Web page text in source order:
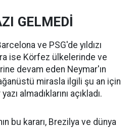
GELMEDİ
ve PSG'de yıldızı
ise Körfez ülkelerinde ve
devam eden Neymar'ın
mirasla ilgili şu an için
almadıklarını açıkladı.
bu kararı, Brezilya ve dünya